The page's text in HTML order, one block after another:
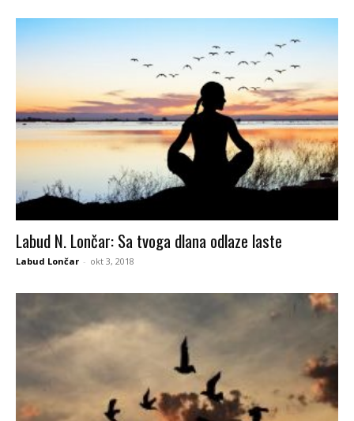
Labud N. Lončar: Sa tvoga dlana odlaze laste
Labud Lončar - okt 3, 2018